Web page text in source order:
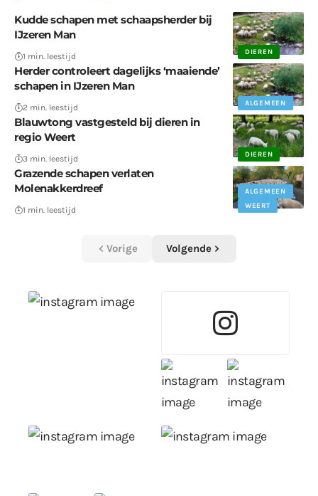
DIEREN
Kudde schapen met schaapsherder bij
IJzeren Man
1 min. leestijd
ALGEMEEN
Herder controleert dagelijks ‘maaiende’
schapen in IJzeren Man
2 min. leestijd
DIEREN
Blauwtong vastgesteld bij dieren in
regio Weert
3 min. leestijd
ALGEMEEN
WEERT
Grazende schapen verlaten
Molenakkerdreef
1 min. leestijd
Vorige Volgende